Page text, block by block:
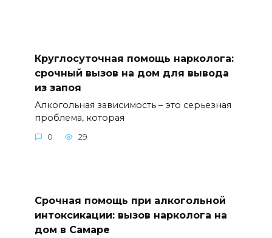
Круглосуточная помощь нарколога:
срочный вызов на дом для вывода
из запоя
Алкогольная зависимость – это серьезная
проблема, которая
0 29
Срочная помощь при алкогольной
интоксикации: вызов нарколога на
дом в Самаре